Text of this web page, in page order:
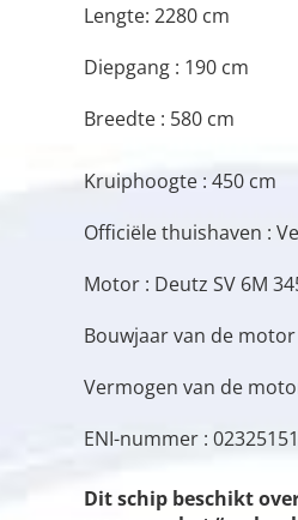
Lengte: 2280 cm
Diepgang : 190 cm
Breedte : 580 cm
Kruiphoogte : 450 cm
Officiële thuishaven :
Motor : Deutz SV 6M
Bouwjaar van de motor
Vermogen van de
ENI-nummer : 02325151
Dit schip beschikt